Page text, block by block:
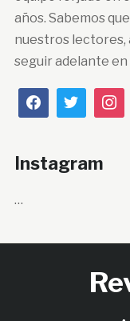
años. Sabemos
nuestros lectores,
seguir adelante
Instagram
…